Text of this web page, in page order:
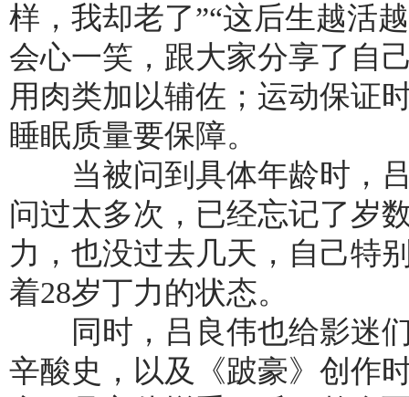
样，我却老了”“这后生越活
会心一笑，跟大家分享了自
用肉类加以辅佐；运动保证
睡眠质量要保障。
当被问到具体年龄时，吕
问过太多次，已经忘记了岁
力，也没过去几天，自己特
着28岁丁力的状态。
同时，吕良伟也给影迷们
辛酸史，以及《跛豪》创作